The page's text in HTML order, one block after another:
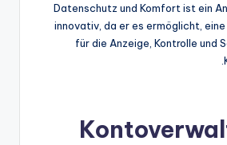
Datenschutz und Komfort ist ein
innovativ, da er es ermöglicht,
für die Anzeige, Kontrolle und